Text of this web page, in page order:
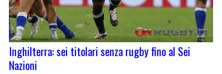
Inghilterra: sei titolari senza rugby fino al Sei
Nazioni